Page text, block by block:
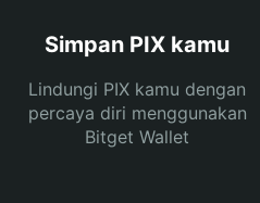
Simpan PIX kamu
Lindungi PIX kamu dengan
percaya diri menggunakan
Bitget Wallet